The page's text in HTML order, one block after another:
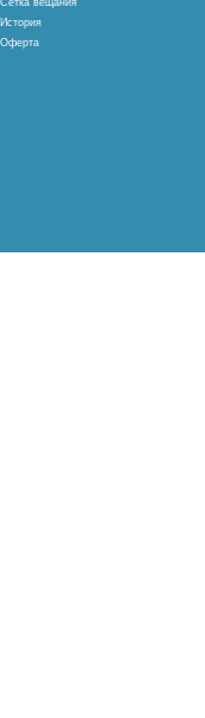
Сетка вещания
История
Оферта